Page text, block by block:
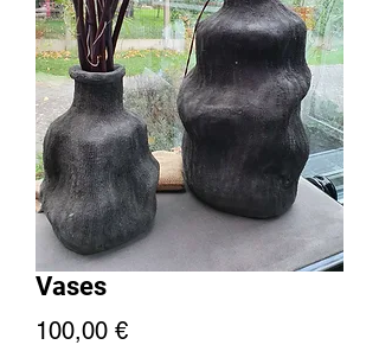
Vases
100,00 €Prix